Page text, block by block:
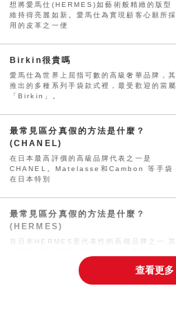
想將愛馬仕(HERMES)如藝術般精緻的版型
維持得亮麗如新。愛馬仕為實現顧客心願所採
用的皮革之一便
Birkin很貴嗎
愛馬仕為世界上屈指可數的高級奢華品牌，其
推出的多種系列手袋款式裡，最受歡迎的當屬
「Birkin」。
最常見區分真假的方法是什麼？
(CHANEL)
在日本最高評價的高級品牌代表之一是
CHANEL。Matelasse和Cambon 等手袋
在日本特別
最常見區分真假的方法是什麼？
(HERMES)
在日本HERMES是代表性的高端品牌之一,其
查看更多